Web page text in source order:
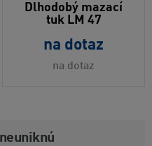
Dlhodobý mazací
tuk LM 47
na dotaz
na dotaz